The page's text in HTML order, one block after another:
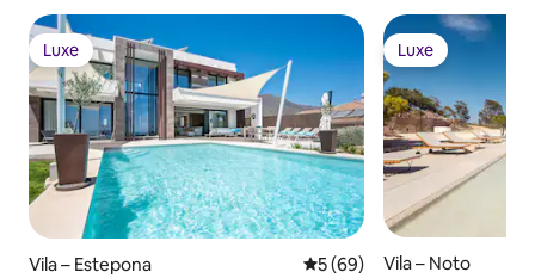
Luxe
Luxe
Vila – Estepona Prosječna ocjena: 5/5,
5 (69)
Luxe
Luxe
Vila – Noto